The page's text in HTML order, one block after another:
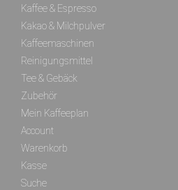
Kaffee & Espresso
Kakao & Milchpulver
Kaffeemaschinen
Reinigungsmittel
Tee & Gebäck
Zubehör
Mein Kaffeeplan
Account
Warenkorb
Kasse
Suche